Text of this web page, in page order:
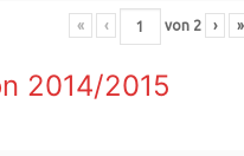
« ‹ von 2 › »
2014/2015